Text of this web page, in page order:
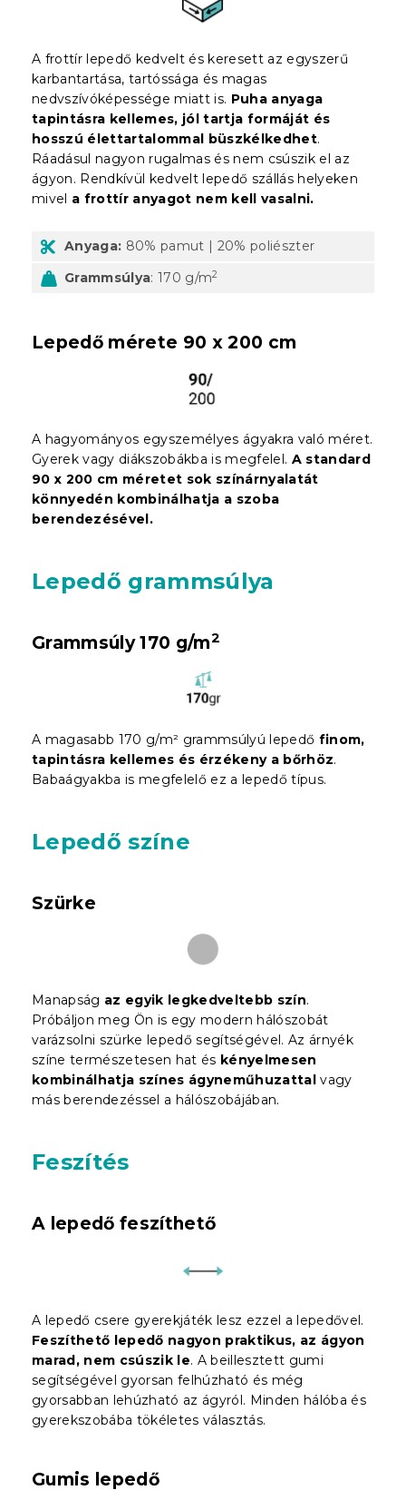
A frottír lepedő kedvelt és keresett az egyszerű
karbantartása, tartóssága és magas
nedvszívóképessége miatt is. Puha anyaga
tapintásra kellemes, jól tartja formáját és
hosszú élettartalommal büszkélkedhet.
Ráadásul nagyon rugalmas és nem csúszik el az
ágyon. Rendkívül kedvelt lepedő szállás helyeken
mivel a frottír anyagot nem kell vasalni.
Anyaga: 80% pamut | 20% poliészter
Grammsúlya: 170 g/m2
Lepedő mérete 90 x 200 cm
A hagyományos egyszemélyes ágyakra való méret.
Gyerek vagy diákszobákba is megfelel. A standard
90 x 200 cm méretet sok színárnyalatát
könnyedén kombinálhatja a szoba
berendezésével.
Lepedő grammsúlya
Grammsúly 170 g/m2
A magasabb 170 g/m² grammsúlyú lepedő finom,
tapintásra kellemes és érzékeny a bőrhöz.
Babaágyakba is megfelelő ez a lepedő típus.
Lepedő színe
Szürke
Manapság az egyik legkedveltebb szín.
Próbáljon meg Ön is egy modern hálószobát
varázsolni szürke lepedő segítségével. Az árnyék
színe természetesen hat és kényelmesen
kombinálhatja színes ágyneműhuzattal vagy
más berendezéssel a hálószobájában.
Feszítés
A lepedő feszíthető
A lepedő csere gyerekjáték lesz ezzel a lepedővel.
Feszíthető lepedő nagyon praktikus, az ágyon
marad, nem csúszik le. A beillesztett gumi
segítségével gyorsan felhúzható és még
gyorsabban lehúzható az ágyról. Minden hálóba és
gyerekszobába tökéletes választás.
Gumis lepedő